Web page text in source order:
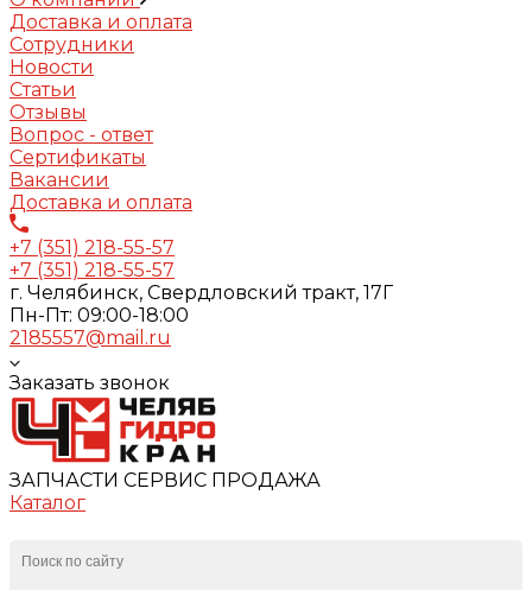
Доставка и оплата
Сотрудники
Новости
Статьи
Отзывы
Вопрос - ответ
Сертификаты
Вакансии
Доставка и оплата
+7 (351) 218-55-57
+7 (351) 218-55-57
г. Челябинск, Свердловский тракт, 17Г
Пн-Пт: 09:00-18:00
2185557@mail.ru
Заказать звонок
ЗАПЧАСТИ СЕРВИС ПРОДАЖА
Каталог